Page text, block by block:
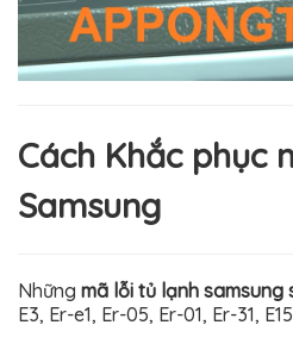
Cách Khắc phục
Samsung
Những mã lỗi tủ lạnh samsung
E3, Er-e1, Er-05, Er-01, Er-31,